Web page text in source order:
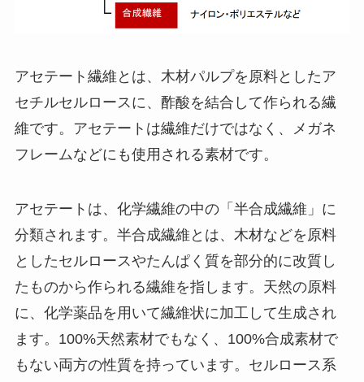
アセテート繊維とは、木材パルプを原料としたア
セチルセルロースに、酢酸を結合して作られる繊
維です。アセテートは繊維だけではなく、メガネ
フレームなどにも使用される素材です。
アセテートは、化学繊維の中の「半合成繊維」に
分類されます。半合成繊維とは、木材などを原料
としたセルロースやたんぱく質を部分的に改質し
たものから作られる繊維を指します。天然の原料
に、化学薬品を用いて繊維状に加工して生成され
ます。100%天然素材でもなく、100%合成素材で
もない両方の性質を持っています。セルロース系